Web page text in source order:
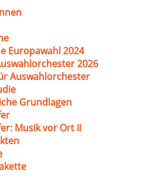
Europawahl 2024
2026
Auswahlorchester
Grundlagen
Musik vor Ort II